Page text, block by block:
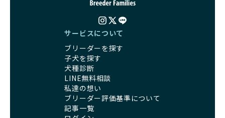
サービスについて
ブリーダーを探す
子犬を探す
犬種診断
LINE無料相談
私達の想い
ブリーダー評価基準について
記事一覧